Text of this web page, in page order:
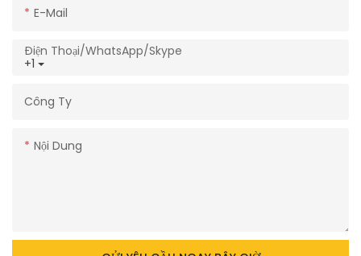
E-Mail
+1
Điện Thoại/WhatsApp/Skype
Công Ty
Nội Dung